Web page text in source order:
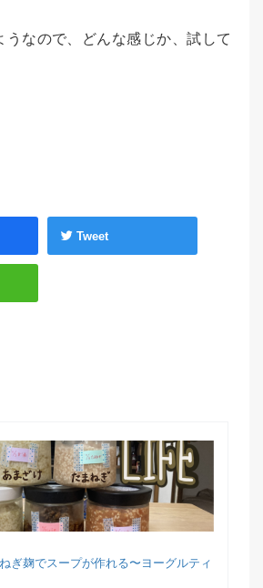
うなので、どんな感じか、試して
Tweet
ぎ麹でスープが作れる〜ヨーグルティ